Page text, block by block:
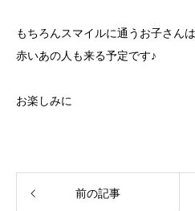
もちろんスマイルに通うお子さん
赤いあの人も来る予定です♪
お楽しみに
前の記事